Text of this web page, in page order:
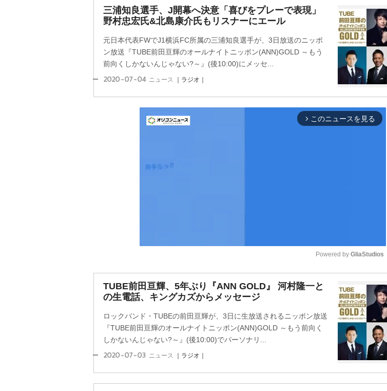
三浦知良選手、J開幕へ決意「喜びをプレーで表現」
野村忠宏氏&北島康介氏もリスナーにエール
元日本代表FWでJ1横浜FC所属の三浦知良選手が、3日放送のニッポ
ン放送『TUBE前田亘輝のオールナイトニッポン(ANN)GOLD ～もう
前向くしかないんじゃない?～』(後10:00)にメッセ...
2020-07-04 ニュース ｜ラジオ｜
arrow_forward_ios このニュースを見る
u
t
e
Powered by GliaStudios
TUBE前田亘輝、5年ぶり『ANN GOLD』 河村隆一と
の生電話、キングカズからメッセージ
ロックバンド・TUBEの前田亘輝が、3日に生放送されるニッポン放送
『TUBE前田亘輝のオールナイトニッポン(ANN)GOLD ～もう前向く
しかないんじゃない?～』(後10:00)でパーソナリ...
2020-07-03 ニュース ｜ラジオ｜